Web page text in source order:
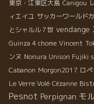
東京・江東区大島 Canigou
ィエイユ サッカーワールド
とシャルル７世 vendange
Guinza 4 chome Vincent
ンヌ Nonura Unison Fujiki
Cabanon Morgon2017 ロ
Le Verre Volé Cézanne
Pesnot Perpignan モ